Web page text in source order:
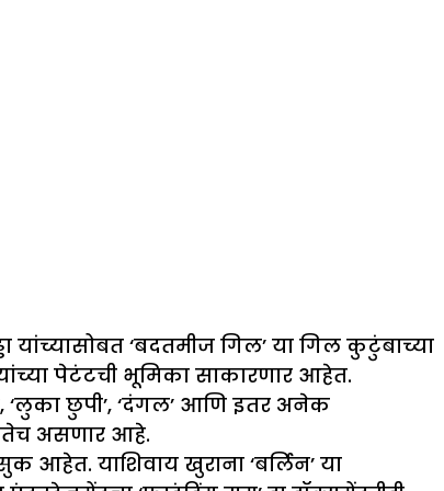
यांच्यासोबत ‘बदतमीज गिल’ या गिल कुटुंबाच्या
पेटंटची भूमिका साकारणार आहेत.
‘लुका छुपी’, ‘दंगल’ आणि इतर अनेक
असणार आहे.
आहेत. याशिवाय खुराना ‘बर्लिन’ या